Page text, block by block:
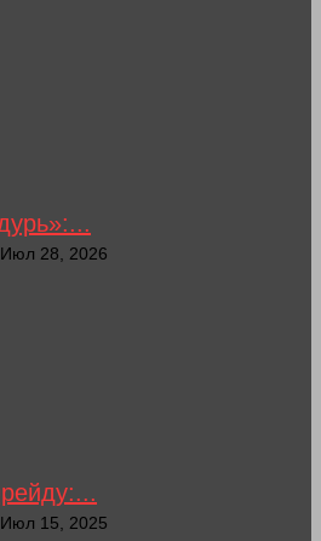
28, 2026
15, 2025